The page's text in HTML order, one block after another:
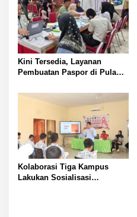
Kini Tersedia, Layanan
Pembuatan Paspor di Pulau
Kolaborasi Tiga Kampus
Lakukan Sosialisasi